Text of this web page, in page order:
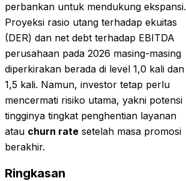
perbankan untuk mendukung ekspansi.
Proyeksi rasio utang terhadap ekuitas
(DER) dan net debt terhadap EBITDA
perusahaan pada 2026 masing-masing
diperkirakan berada di level 1,0 kali dan
1,5 kali. Namun, investor tetap perlu
mencermati risiko utama, yakni potensi
tingginya tingkat penghentian layanan
atau churn rate setelah masa promosi
berakhir.
Ringkasan